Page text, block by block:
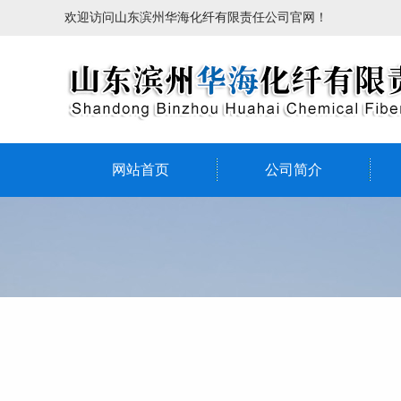
欢迎访问山东滨州华海化纤有限责任公司官网！
网站首页 公司简介